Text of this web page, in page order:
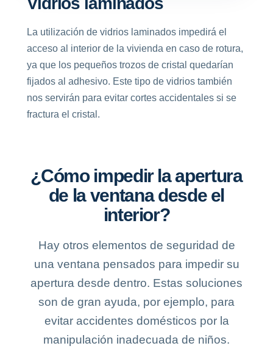
La utilización de vidrios laminados impedirá el
acceso al interior de la vivienda en caso de rotura,
ya que los pequeños trozos de cristal quedarían
fijados al adhesivo. Este tipo de vidrios también
nos servirán para evitar cortes accidentales si se
fractura el cristal.
¿Cómo impedir la apertura
de la ventana desde el
interior?
Hay otros elementos de seguridad de
una ventana pensados para impedir su
apertura desde dentro. Estas soluciones
son de gran ayuda, por ejemplo, para
evitar accidentes domésticos por la
manipulación inadecuada de niños.